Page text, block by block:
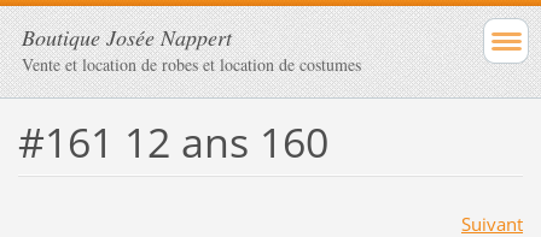
Boutique Josée Nappert
Vente et location de robes et location de costumes
#161 12 ans 160
Suivant